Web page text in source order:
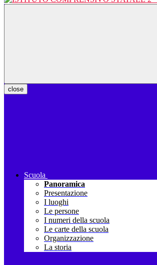
close
Scuola
Panoramica
Presentazione
I luoghi
Le persone
I numeri della scuola
Le carte della scuola
Organizzazione
La storia